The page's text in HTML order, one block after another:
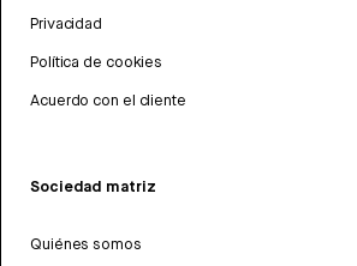
Privacidad
Política de cookies
Acuerdo con el cliente
Sociedad matriz
Quiénes somos